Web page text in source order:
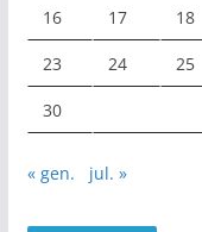
16 17 18
23 24 25
30
« gen. jul. »